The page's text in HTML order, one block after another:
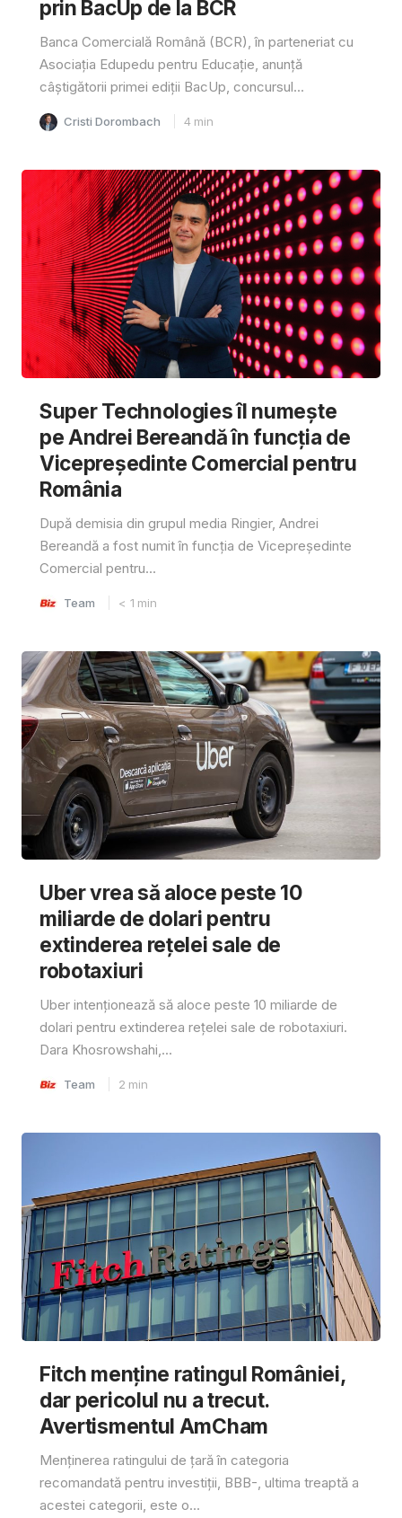
prin BacUp de la BCR
Banca Comercială Română (BCR), în parteneriat cu
Asociația Edupedu pentru Educație, anunță
câștigătorii primei ediții BacUp, concursul...
Cristi Dorombach 4 min
Super Technologies îl numește
pe Andrei Bereandă în funcția de
Vicepreședinte Comercial pentru
România
După demisia din grupul media Ringier, Andrei
Bereandă a fost numit în funcția de Vicepreședinte
Comercial pentru...
Team < 1 min
Uber vrea să aloce peste 10
miliarde de dolari pentru
extinderea rețelei sale de
robotaxiuri
Uber intenționează să aloce peste 10 miliarde de
dolari pentru extinderea rețelei sale de robotaxiuri.
Dara Khosrowshahi,...
Team 2 min
Fitch menține ratingul României,
dar pericolul nu a trecut.
Avertismentul AmCham
Menținerea ratingului de țară în categoria
recomandată pentru investiții, BBB-, ultima treaptă a
acestei categorii, este o...